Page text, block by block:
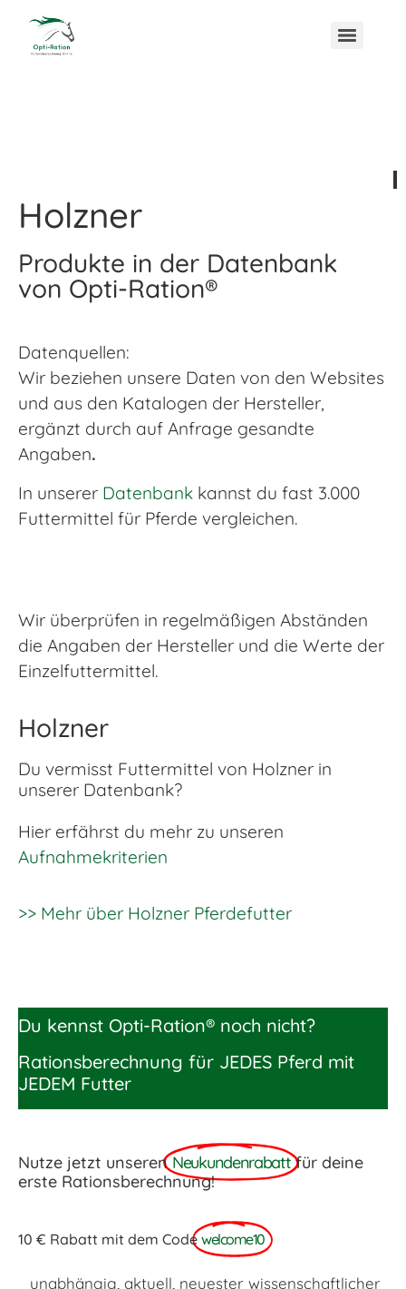
Holzner
Produkte in der Datenbank
von Opti-Ration®
Datenquellen:
Wir beziehen unsere Daten von den Websites
und aus den Katalogen der Hersteller,
ergänzt durch auf Anfrage gesandte
Angaben.
In unserer Datenbank kannst du fast 3.000
Futtermittel für Pferde vergleichen.
Wir überprüfen in regelmäßigen Abständen
die Angaben der Hersteller und die Werte der
Einzelfuttermittel.
Holzner
Du vermisst Futtermittel von Holzner in
unserer Datenbank?
Hier erfährst du mehr zu unseren
Aufnahmekriterien
>> Mehr über Holzner Pferdefutter
Du kennst Opti-Ration® noch nicht?
Rationsberechnung für JEDES Pferd mit
JEDEM Futter
Nutze jetzt unseren Neukundenrabatt für deine
erste Rationsberechnung!
10 € Rabatt mit dem Code welcome10
unabhängig, aktuell, neuester wissenschaftlicher